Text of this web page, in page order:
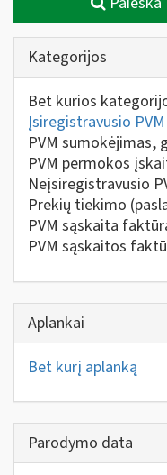
Kategorijos
Bet kurios
Įsiregistravusio
PVM sumokėjimas,
PVM permokos
Neįsiregistravusio
Prekių tiekimo
PVM sąskaita
PVM sąskaitos
Aplankai
Bet kurį aplanką
Parodymo data